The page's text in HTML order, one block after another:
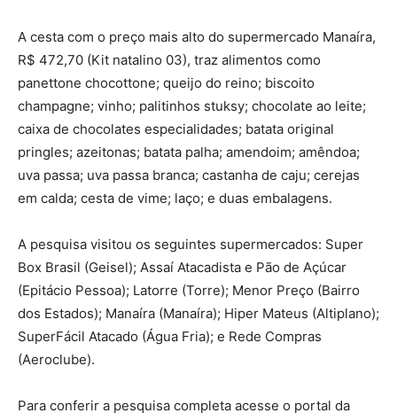
A cesta com o preço mais alto do supermercado Manaíra,
R$ 472,70 (Kit natalino 03), traz alimentos como
panettone chocottone; queijo do reino; biscoito
champagne; vinho; palitinhos stuksy; chocolate ao leite;
caixa de chocolates especialidades; batata original
pringles; azeitonas; batata palha; amendoim; amêndoa;
uva passa; uva passa branca; castanha de caju; cerejas
em calda; cesta de vime; laço; e duas embalagens.
A pesquisa visitou os seguintes supermercados: Super
Box Brasil (Geisel); Assaí Atacadista e Pão de Açúcar
(Epitácio Pessoa); Latorre (Torre); Menor Preço (Bairro
dos Estados); Manaíra (Manaíra); Hiper Mateus (Altiplano);
SuperFácil Atacado (Água Fria); e Rede Compras
(Aeroclube).
Para conferir a pesquisa completa acesse o portal da